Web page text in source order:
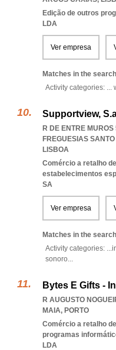
Edição de outros
LDA
Ver empresa
Matches in the
Activity categories: ...
Supportview,
R DE ENTRE
FREGUESIAS
LISBOA
Comércio a retalho
estabelecimentos
SA
Ver empresa
Matches in the
Activity categories: ...
sonoro...
Bytes E Gifts -
R AUGUSTO
MAIA, PORTO
Comércio a retalho
programas
LDA